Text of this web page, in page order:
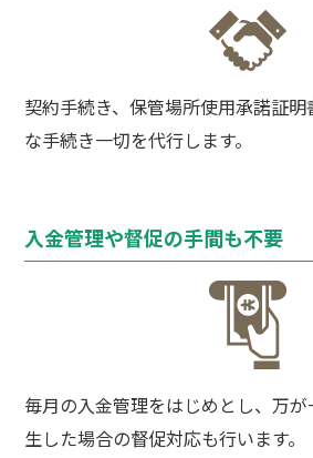
契約手続き、保管場所使用承諾証
な手続き一切を代行します。
入金管理や督促の手間も不要
毎月の入金管理をはじめとし、万
生した場合の督促対応も行います。